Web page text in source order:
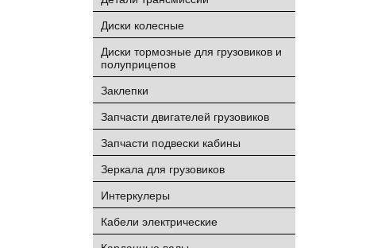
Диски колесные
Диски тормозные для грузовиков и
полуприцепов
Заклепки
Запчасти двигателей грузовиков
Запчасти подвески кабины
Зеркала для грузовиков
Интеркулеры
Кабели электрические